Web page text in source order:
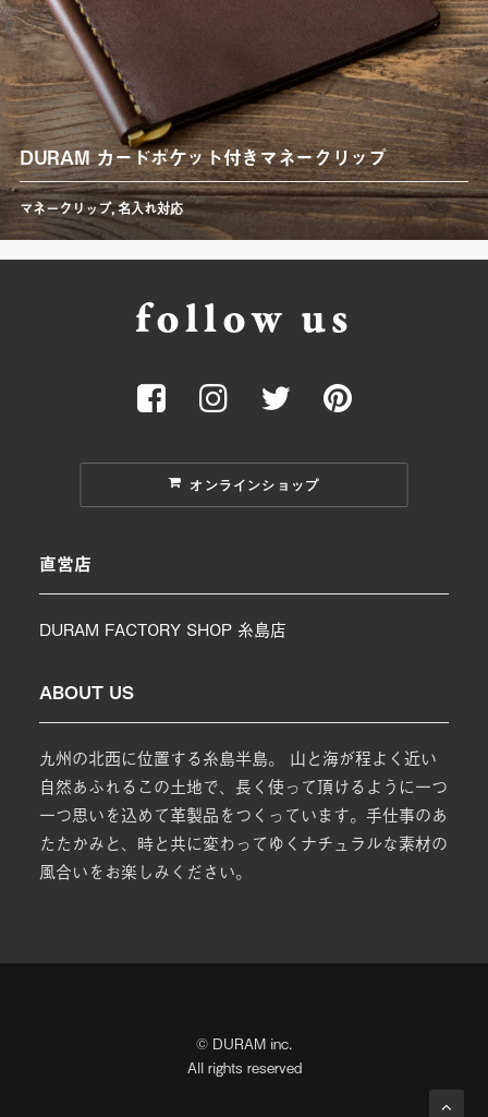
DURAM カードポケット付きマネークリップ
マネークリップ,名入れ対応
follow us
オンラインショップ
直営店
DURAM FACTORY SHOP 糸島店
ABOUT US
九州の北西に位置する糸島半島。 山と海が程よく近い
自然あふれるこの土地で、長く使って頂けるように一つ
一つ思いを込めて革製品をつくっています。手仕事のあ
たたかみと、時と共に変わってゆくナチュラルな素材の
風合いをお楽しみください。
© DURAM inc.
All rights reserved